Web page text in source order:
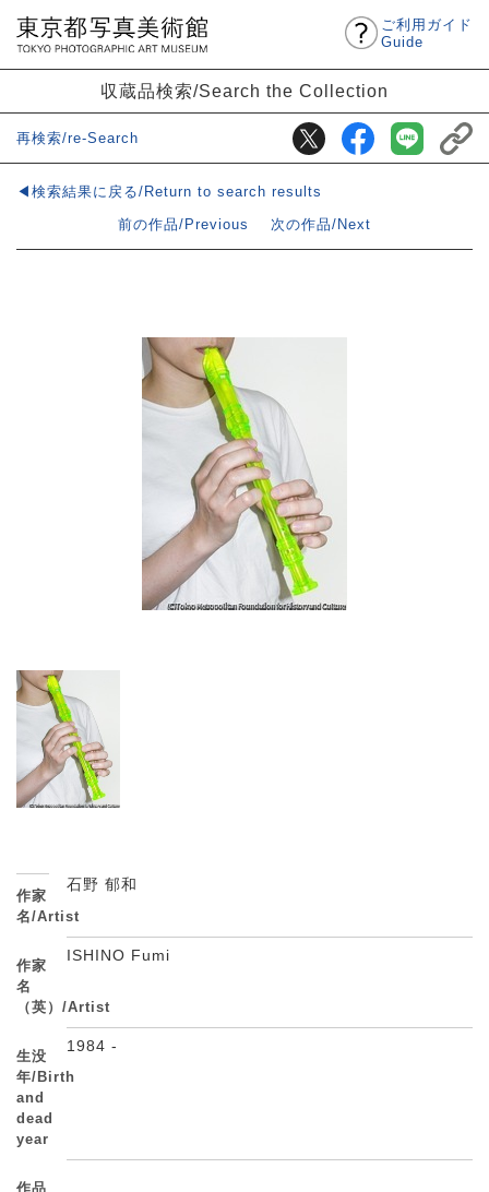
ご利用ガイド
Guide
収蔵品検索/Search the Collection
再検索/re-Search
◀検索結果に戻る/Return to search results
前の作品/Previous
次の作品/Next
作家
名/Artist
石野 郁和
作家
名
（英）/Artist
ISHINO Fumi
生没
年/Birth
and
dead
year
1984 -
作品